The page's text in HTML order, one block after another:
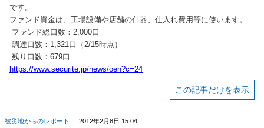
です。
ファンド資金は、工場設備や店舗の什器、仕入れ費用等に使います。
ファンド総口数：2,000口
調達口数：1,321口（2/15時点）
残り口数：679口
https://www.securite.jp/news/oen?c=24
この記事だけを表示
被災地からのレポート 2012年2月8日 15:04